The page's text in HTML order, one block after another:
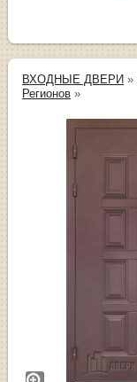
ВХОДНЫЕ ДВЕРИ »
Регионов »